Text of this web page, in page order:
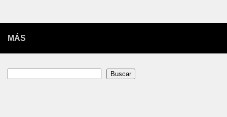
MÁS
Buscar